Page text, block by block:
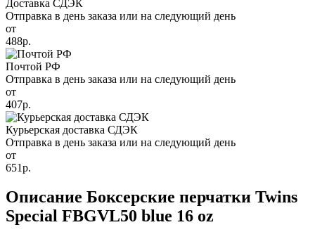
Доставка СДЭК
Отправка в день заказа или на следующий день
от
488р.
Почтой РФ
Отправка в день заказа или на следующий день
от
407р.
Курьерская доставка СДЭК
Отправка в день заказа или на следующий день
от
651р.
Описание Боксерские перчатки Twins
Special FBGVL50 blue 16 oz